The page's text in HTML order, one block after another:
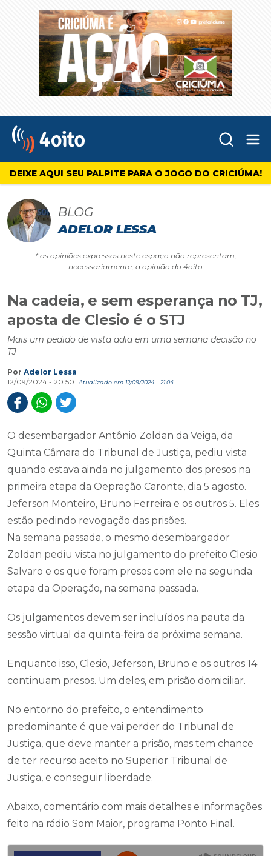
4oito
DEIXE AQUI SEU PALPITE PARA O JOGO DO CRICIÚMA!
BLOG
ADELOR LESSA
* as opiniões expressas neste espaço não representam,
necessariamente, a opinião do 4oito
Na cadeia, e sem esperança no TJ,
aposta de Clesio é o STJ
Mais um pedido de vista adia em uma semana decisão no
TJ
Por Adelor Lessa
12/09/2024 - 20:50
Atualizado em 12/09/2024 - 21:04
O desembargador Antônio Zoldan da Veiga, da
Quinta Câmara do Tribunal de Justiça, pediu vista
quando estava ainda no julgamento dos presos na
primeira etapa da Oepração Caronte, dia 5 agosto.
Jeferson Monteiro, Bruno Ferreira e os outros 5. Eles
estão pedindo revogação das prisões.
Na semana passada, o mesmo desembargador
Zoldan pediu vista no julgamento do prefeito Clesio
Salvaro e os que foram presos com ele na segunda
etapa da Operação, na semana passada.
Os julgamentos devem ser incluídos na pauta da
sessão virtual da quinta-feira da próxima semana.
Enquanto isso, Clesio, Jeferson, Bruno e os outros 14
continuam presos. Um deles, em prisão domiciliar.
No entorno do prefeito, o entendimento
predominante é que vai perder do Tribunal de
Justiça, que deve manter a prisão, mas tem chance
de ter recurso aceito no Superior Tribunal de
Justiça, e conseguir liberdade.
Abaixo, comentário com mais detalhes e informações
feito na rádio Som Maior, programa Ponto Final.